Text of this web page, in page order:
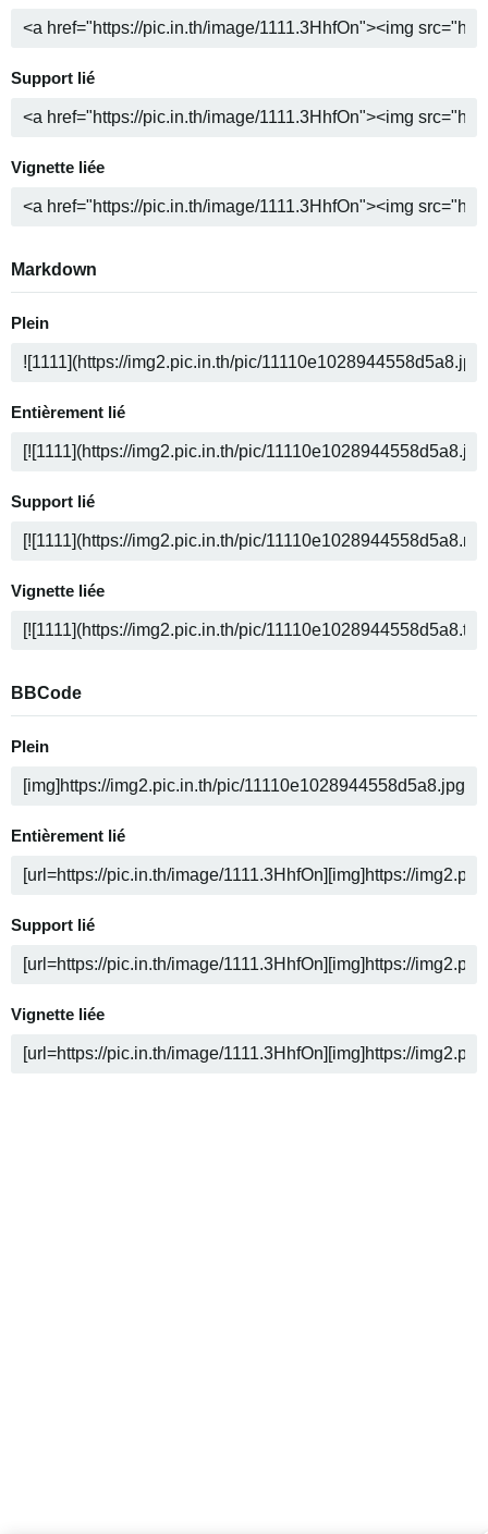
Support lié
Vignette liée
Markdown
Plein
Entièrement lié
Support lié
Vignette liée
BBCode
Plein
Entièrement lié
Support lié
Vignette liée